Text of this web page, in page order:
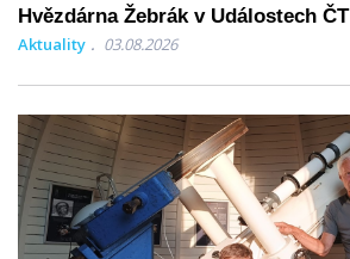
Hvězdárna Žebrák v Událostech ČT
Aktuality 03.08.2026